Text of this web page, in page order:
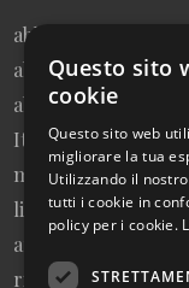
abbigliamento
abbigliamento
abbigliamento da
Italy - cravatte
made in Italy -
litografie e
autografati fuori
riviste primi
Questo sito
cookie
Questo sito web
migliorare la tua
Utilizzando il
tutti i cookie in
policy per i cookie.